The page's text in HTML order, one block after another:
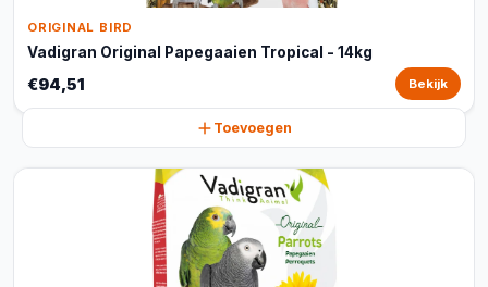
ORIGINAL BIRD
Vadigran Original Papegaaien Tropical - 14kg
€94,51 Bekijk
Toevoegen